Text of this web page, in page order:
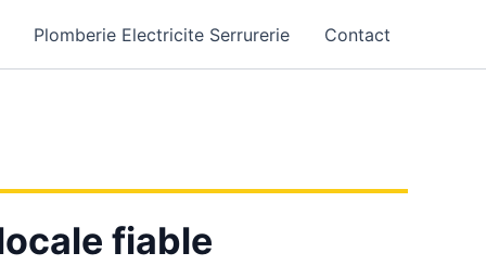
Plomberie Electricite Serrurerie Contact
fiable